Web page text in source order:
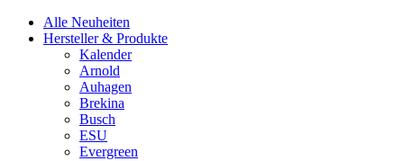
Alle Neuheiten
Hersteller & Produkte
Kalender
Arnold
Auhagen
Brekina
Busch
ESU
Evergreen